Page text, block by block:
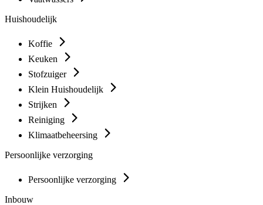
Huishoudelijk
Koffie
Keuken
Stofzuiger
Klein Huishoudelijk
Strijken
Reiniging
Klimaatbeheersing
Persoonlijke verzorging
Persoonlijke verzorging
Inbouw